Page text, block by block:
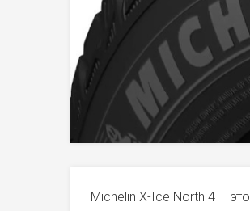
Michelin X-Ice North 4 –